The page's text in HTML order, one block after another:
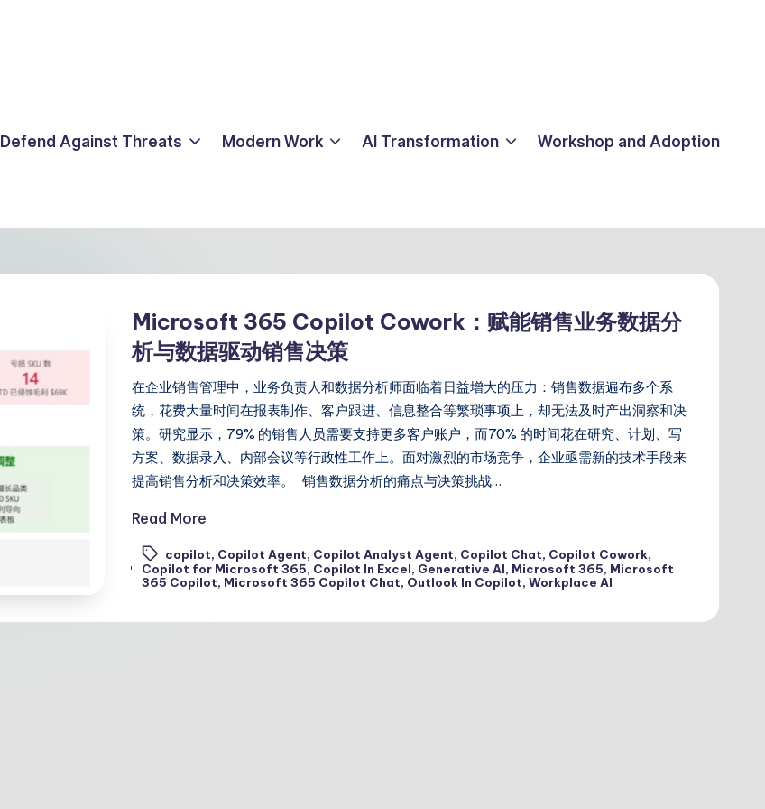
Defend Against Threats Modern Work AI Transformation Workshop and Adoption
Microsoft 365 Copilot Cowork：赋能销售业务数据分
析与数据驱动销售决策
在企业销售管理中，业务负责人和数据分析师面临着日益增大的压力：销售数据遍布多个系
统，花费大量时间在报表制作、客户跟进、信息整合等繁琐事项上，却无法及时产出洞察和决
策。研究显示，79% 的销售人员需要支持更多客户账户，而70% 的时间花在研究、计划、写
方案、数据录入、内部会议等行政性工作上。面对激烈的市场竞争，企业亟需新的技术手段来
提高销售分析和决策效率。 销售数据分析的痛点与决策挑战…
Read More
Tags:
copilot, Copilot Agent, Copilot Analyst Agent, Copilot Chat, Copilot Cowork,
Copilot for Microsoft 365, Copilot In Excel, Generative AI, Microsoft 365, Microsoft
365 Copilot, Microsoft 365 Copilot Chat, Outlook In Copilot,Workplace AI